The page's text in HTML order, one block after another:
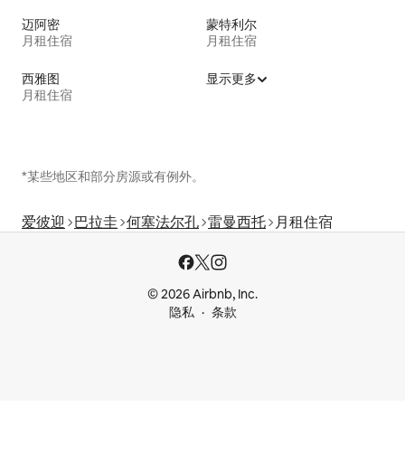
迈阿密
月租住宿
蒙特利尔
月租住宿
西雅图
月租住宿
显示更多
*某些地区和部分房源或有例外。
爱彼迎 巴拉圭 何塞法尔孔 雷曼西托 月租住宿
© 2026 Airbnb, Inc.
隐私
条款